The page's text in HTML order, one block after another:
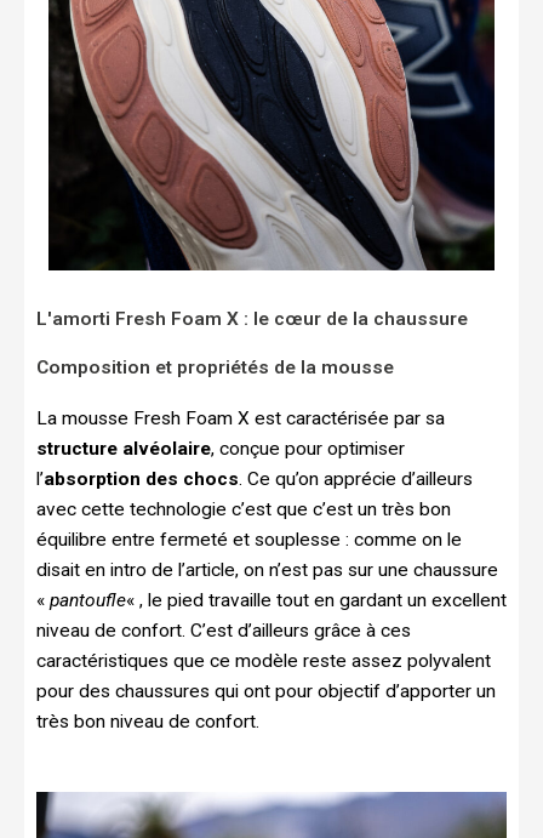
L'amorti Fresh Foam X : le cœur de la chaussure
Composition et propriétés de la mousse
La mousse Fresh Foam X est caractérisée par sa
structure alvéolaire, conçue pour optimiser
l’absorption des chocs. Ce qu’on apprécie d’ailleurs
avec cette technologie c’est que c’est un très bon
équilibre entre fermeté et souplesse : comme on le
disait en intro de l’article, on n’est pas sur une chaussure
« pantoufle« , le pied travaille tout en gardant un excellent
niveau de confort. C’est d’ailleurs grâce à ces
caractéristiques que ce modèle reste assez polyvalent
pour des chaussures qui ont pour objectif d’apporter un
très bon niveau de confort.